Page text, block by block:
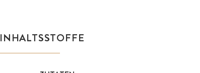
INHALTSSTOFFE